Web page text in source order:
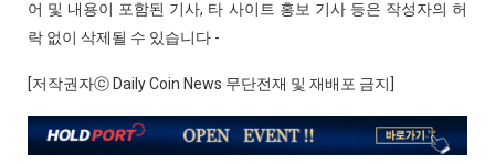
어 및 내용이 포함된 기사, 타 사이트 홍보 기사 등은 작성자의 허
락 없이 삭제될 수 있습니다 -
[저작권자ⓒ Daily Coin News 무단전재 및 재배포 금지]